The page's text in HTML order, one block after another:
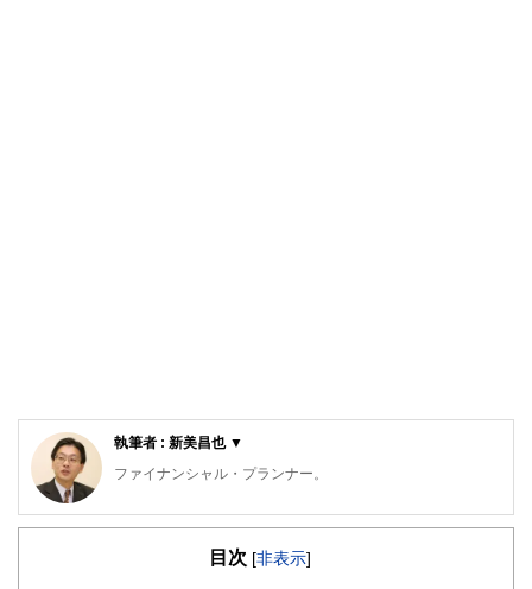
執筆者 : 新美昌也 ▼
ファイナンシャル・プランナー。
ライフプラン・キャッシュフロー分析に基づいた家計相談を
が多い。教育資金、住宅購入、年金、資産運用、保険、離婚
目次 [非表示]